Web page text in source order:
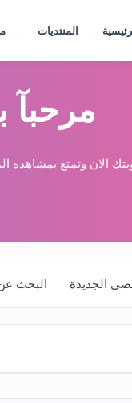
المنتديات
مرحبآ
الان وتمتع بمشاهده
الجديدة البحث